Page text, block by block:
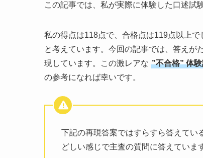
この記事では、私が実際に体験した口述試
私の得点は118点で、合格点は119点以上で
と考えています。今回の記事では、答えが
現しています。この激レアな ”不合格” 体
の参考になれば幸いです。
下記の再現答案ではすらすら答えてい
どしい感じで主査の質問に答えていま